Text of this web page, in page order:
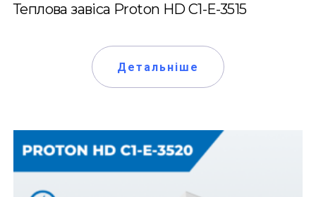
Теплова завіса Proton HD C1-Е-3515
Детальніше